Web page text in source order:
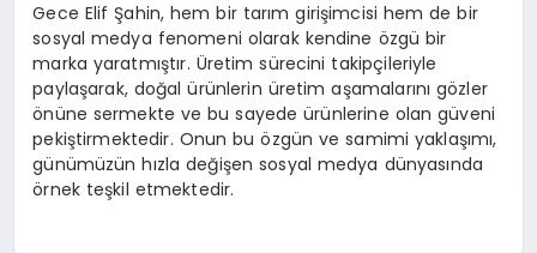
Gece Elif Şahin, hem bir tarım girişimcisi hem de bir
sosyal medya fenomeni olarak kendine özgü bir
marka yaratmıştır. Üretim sürecini takipçileriyle
paylaşarak, doğal ürünlerin üretim aşamalarını gözler
önüne sermekte ve bu sayede ürünlerine olan güveni
pekiştirmektedir. Onun bu özgün ve samimi yaklaşımı,
günümüzün hızla değişen sosyal medya dünyasında
örnek teşkil etmektedir.